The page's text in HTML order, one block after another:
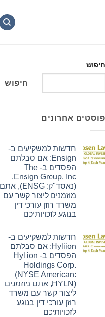
חיפוש
חיפוש
פוסטים אחרונים
חדשות למשקיעים ב-
Ensign: אם סבלתם
הפסדים ב- The
Ensign Group, Inc.
(נאסד"ק: ENSG), אתם
מוזמנים ליצור קשר עם
משרד רוזן עורכי דין
בנוגע לזכויותיכם
על
חדשות
למשקיעים
ב-
Ensign:
אם
סבלתם
הפסדים
ב-
The
Ensign
Group,
Inc.
חדשות למשקיעים ב-
Hyliion: אם סבלתם
הפסדים ב- Hyliion
Holdings Corp.
(NYSE American:
HYLN), אתם מוזמנים
ליצור קשר עם משרד
רוזן עורכי דין בנוגע
לזכויותיכם